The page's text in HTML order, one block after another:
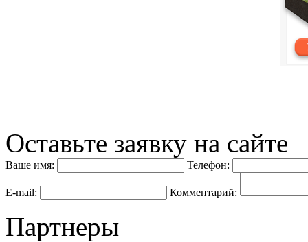
Оставьте заявку на сайте
Ваше имя: Телефон:
E-mail: Комментарий:
Партнеры